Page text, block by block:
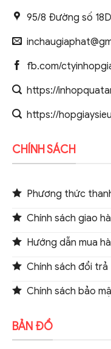
95/8 Đường số
fb.com/
https://
https://
CHÍNH SÁCH
Phương thức
Chính sách giao
Hướng dẫn mua
Chính sách đổi trả
Chính sách bảo
BẢN ĐỒ